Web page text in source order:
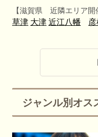
【滋賀県 近隣エリア開
草津 大津 近江八幡
ジャンル別オス